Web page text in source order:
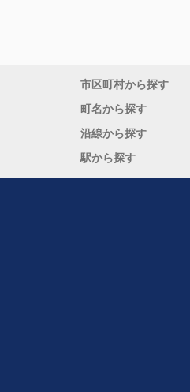
市区町村から探す
町名から探す
沿線から探す
駅から探す